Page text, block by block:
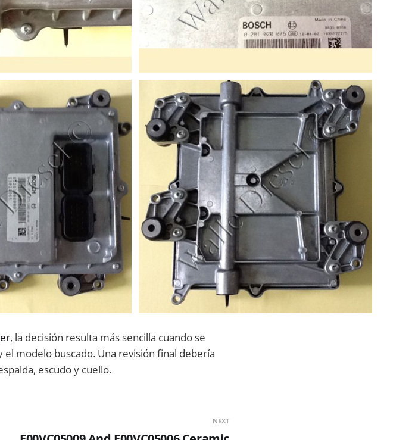
, la decisión resulta más sencilla cuando se
modelo buscado. Una revisión final debería
escudo y cuello.
NEXT